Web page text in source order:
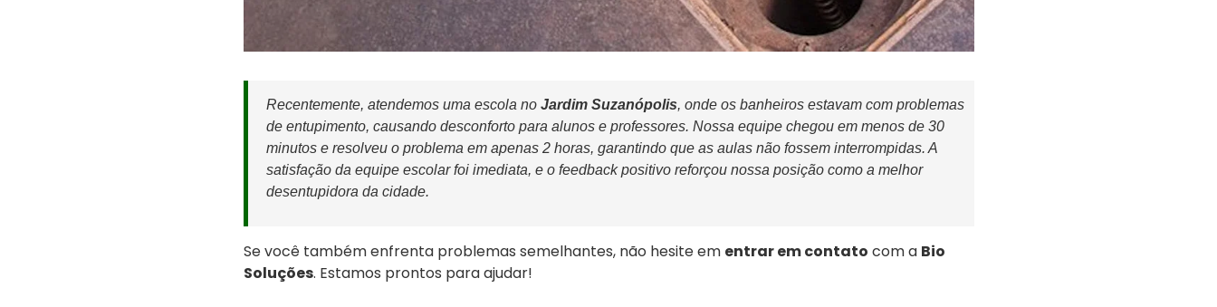
Recentemente, atendemos uma escola no Jardim Suzanópolis, onde os banheiros estavam com problemas
de entupimento, causando desconforto para alunos e professores. Nossa equipe chegou em menos de 30
minutos e resolveu o problema em apenas 2 horas, garantindo que as aulas não fossem interrompidas. A
satisfação da equipe escolar foi imediata, e o feedback positivo reforçou nossa posição como a melhor
desentupidora da cidade.
Se você também enfrenta problemas semelhantes, não hesite em entrar em contato com a Bio
Soluções. Estamos prontos para ajudar!